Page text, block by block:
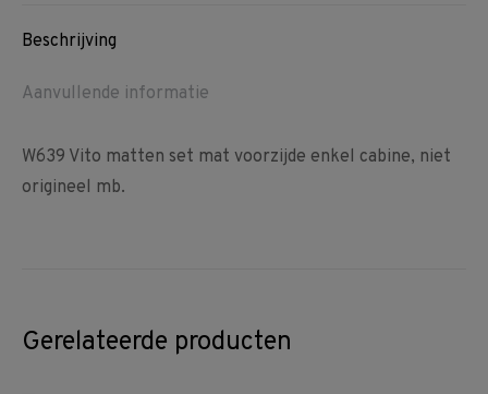
Beschrijving
Aanvullende informatie
W639 Vito matten set mat voorzijde enkel cabine, niet
origineel mb.
Gerelateerde producten